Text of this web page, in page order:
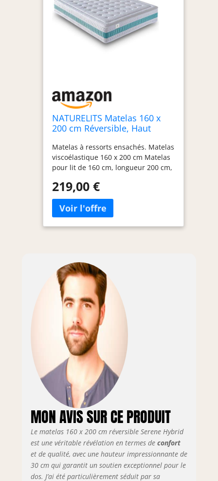
NATURELITS Matelas 160 x
200 cm Réversible, Haut
Anti-Acariens et Respirant,
Ressorts Ensachés Visco,
Ferme Moyenne, Serene
Hybrid Épaisseur 30 cm
Matelas à ressorts ensachés. Matelas
viscoélastique 160 x 200 cm Matelas
pour lit de 160 cm, longueur 200 cm,
Matelas double face réversible.
Technologies: Hibryd Flexycell:
confort + fermeté + adaptabilité.
Smartpocket : noyau à ressorts
ensachés. MemoryVex :
adaptables à différentes positions de
repos. Aeromax 3X : transpiration
totale. Coutures et matériaux de
haute qualité. Matelas fabriqué en
Espagne, toutes nos matières
premières proviennent de
fournisseurs nationaux. Matelas
rembourré avec des matériaux
techniques très avancés.
Hypoallergénique, sans acariens.
Certifiés : OEKOTEX-100 Aitex
Contrôle des substances nocives
selon les normes européennes.
Sanitized Neutralisateur d'odeurs
sans biocides. CERTIPUR-US. Nos
mousses ne contiennent pas de
mercure, de plomb et d'autres
métaux lourds. Boîte extérieure de
protection pour un transport facile.
Emballage sous vide, reprend sa
forme en 24 heures. Attention :
219,00 €
MON AVIS SUR CE PRODUIT
Le matelas 160 x 200 cm réversible Serene Hybrid
est une véritable révélation en termes de confort
et de qualité, avec une hauteur impressionnante de
30 cm qui garantit un soutien exceptionnel pour le
dos. J’ai été particulièrement séduit par sa